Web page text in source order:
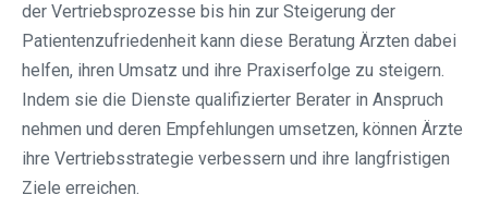
der Vertriebsprozesse bis hin zur Steigerung der
Patientenzufriedenheit kann diese Beratung Ärzten dabei
helfen, ihren Umsatz und ihre Praxiserfolge zu steigern.
Indem sie die Dienste qualifizierter Berater in Anspruch
nehmen und deren Empfehlungen umsetzen, können Ärzte
ihre Vertriebsstrategie verbessern und ihre langfristigen
Ziele erreichen.